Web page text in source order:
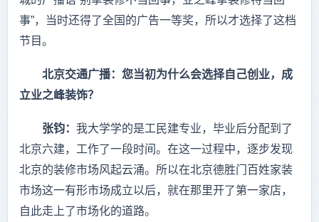
事”，当时还得了全国的广告一等奖，所以才选择了这档
节目。
北京交通广播：您当初为什么会选择自己创业，成
立业之峰装饰？
张钧： 我大学学的是工民建专业，毕业后分配到了
北京六建，工作了一段时间。在这一过程中，逐步发现
北京的装修市场风起云涌。所以在北京德胜门百姓家装
市场这一有形市场成立以后，就在那里开了第一家店，
自此走上了市场化的道路。